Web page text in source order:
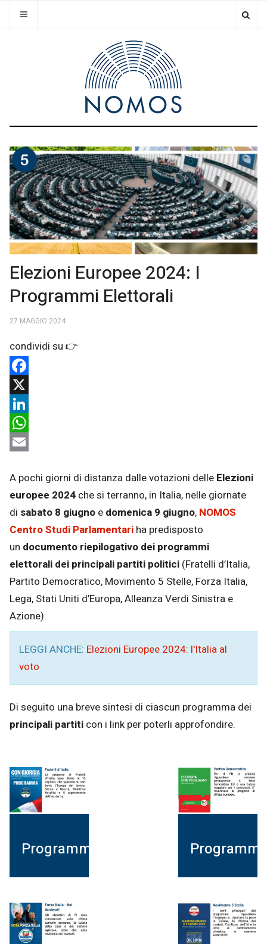
Elezioni Europee 2024: I
Programmi Elettorali
27 MAGGIO 2024
Facebook
X
LinkedIn
WhatsApp
A pochi giorni di distanza dalle votazioni delle Elezioni
europee 2024 che si terranno, in Italia, nelle giornate
di sabato 8 giugno e domenica 9 giugno, NOMOS
Centro Studi Parlamentari ha predisposto
un documento riepilogativo dei programmi
elettorali dei principali partiti politici (Fratelli d’Italia,
Partito Democratico, Movimento 5 Stelle, Forza Italia,
Lega, Stati Uniti d’Europa, Alleanza Verdi Sinistra e
Azione).
LEGGI ANCHE: Elezioni Europee 2024: l'Italia al
voto
Di seguito una breve sintesi di ciascun programma dei
principali partiti con i link per poterli approfondire.
Programma